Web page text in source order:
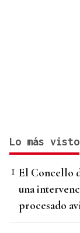
Lo más visto
El Concello
una
procesado